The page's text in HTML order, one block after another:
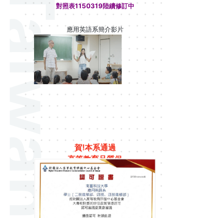
對照表1150319陸續修訂中
應用英語系簡介影片
賀!本系通過
高等教育品質保
證認可